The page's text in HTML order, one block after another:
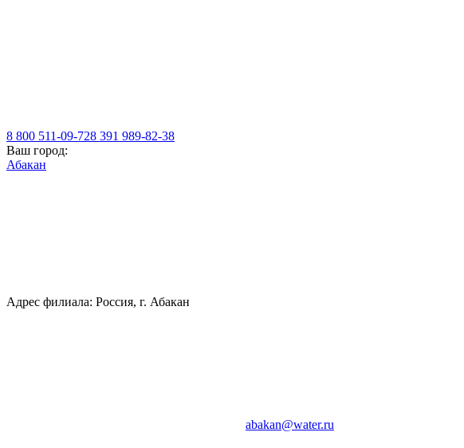
8 800 511-09-728 391 989-82-38
Ваш город:
Абакан
Адрес филиала: Россия, г. Абакан
abakan@water.ru